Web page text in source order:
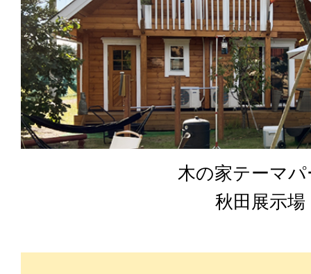
木の家テーマパ
秋田展示場